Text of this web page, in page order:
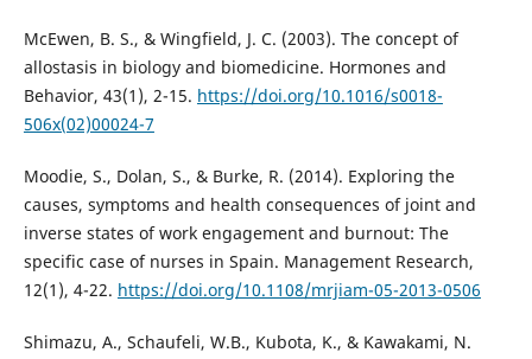
McEwen, B. S., & Wingfield, J. C. (2003). The concept of
allostasis in biology and biomedicine. Hormones and
Behavior, 43(1), 2-15. https://doi.org/10.1016/s0018-
506x(02)00024-7
Moodie, S., Dolan, S., & Burke, R. (2014). Exploring the
causes, symptoms and health consequences of joint and
inverse states of work engagement and burnout: The
specific case of nurses in Spain. Management Research,
12(1), 4-22. https://doi.org/10.1108/mrjiam-05-2013-0506
Shimazu, A., Schaufeli, W.B., Kubota, K., & Kawakami, N.